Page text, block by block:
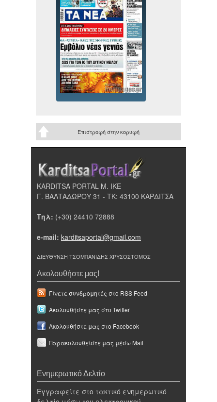
Επιστροφή στην κορυφή
KARDITSA PORTAL Μ. ΙΚΕ
Γ. ΒΑΛΤΑΔΩΡΟΥ 31 - ΤΚ: 43100 ΚΑΡΔΙΤΣΑ
Τηλ: (+30) 24410 72888
e-mail: karditsaportal@gmail.com
ΔΙΕΥΘΥΝΣΗ ΤΣΟΜΠΑΝΙΔΗΣ ΧΡΥΣΟΣΤΟΜΟΣ
Ακολουθήστε μας!
Γίνετε συνδρομητές στο RSS Feed
Ακολουθήστε μας στο Twitter
Ακολουθήστε μας στο Facebook
Παρακολουθείστε μας μέσω Mail
Ενημερωτικό Δελτίο
Εγγραφείτε στο τακτικό ενημερωτικό